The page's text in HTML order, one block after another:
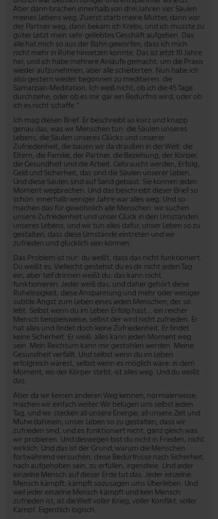
Aber dann brachen innerhalb von drei Jahren vier Säulen
meines Lebens weg. Zuerst starb meine Mutter, dann war
der Partner weg, dann bekam ich Krebs, und ich musste zu
guter Letzt mein sehr geliebtes Geschäft aufgeben. Das
alle hat mich so aus der Bahn geworfen, dass ich mich
nicht mehr in Ruhe hinsetzen konnte. Das ist jetzt 10 Jahre
her, und ich habe mehrere Anläufe gemacht, um die Praxis
wieder aufzunehmen, aber alle scheiterten. Nun habe ich
also gestern wieder begonnen zu meditieren: die
Samarpan-Meditation. Ich weiß nicht, ob ich die 45 Tage
durchziehe, oder ob es mir gar ein Bedürfnis wird, oder ob
ich es nicht schaffe."
Ich mag diesen Brief. Er beschreibt so kurz und knapp
genau das, was wir Menschen tun: die Säulen unseres
Lebens, die Säulen unseres Glücks und unserer
Zufriedenheit, die bauen wir da draußen in der Welt: die
Eltern, die Familie, der Partner, die Beziehung, der Körper,
die Gesundheit und die Arbeit. Gebraucht werden, Erfolg,
Geld und Sicherheit, das sind die Säulen unserer Leben.
Und diese Säulen sind auf Sand gebaut. Sie können jeden
Moment wegbrechen. Und das beschreibt dieser Brief so
schön: innerhalb weniger Jahre war alles weg. Und so
machen das für gewöhnlich alle Menschen: wir suchen
unsere Zufriedenheit und unser Glück in den Umständen
unseres Lebens, und wir tun alles dafür, unser Leben so zu
gestalten, dass diese Umstände eintreten und wir
zufrieden und glücklich sein können.
Das Problem ist nur: du weißt, dass das nicht funktioniert.
Du weißt es. Vielleicht gestehst du es dir nicht jeden Tag
ein, aber tief drinnen weißt du: das kann nicht
funktionieren. Jeder weiß das, und daher gehört diese
Ruhelosigkeit, diese Anspannung und mehr oder weniger
subtile Angst zum Leben eines jeden Menschen, der so
lebt. Selbst wenn du im Leben Erfolg hast... ein reicher
Mensch beispielsweise, selbst der wird nicht zufrieden. Er
hat alles und findet doch keine Zufriedenheit. Er findet
keine Sicherheit. Er weiß: alles kann jeden Moment weg
sein. Mein Reichtum kann mir gestohlen werden. Meine
Gesundheit verfällt. Und selbst wenn du im Leben
erfolgreich wärest, selbst wenn es möglich wäre: in dem
Moment, wo der Körper stirbt, ist alles weg. Und du weißt
das.
Aber da wir keinen anderen Weg kennen, normalerweise,
machen wir einfach weiter. Wir belügen uns selbst jeden
Tag, und wir stecken all unsere Energie, all unsere Zeit und
Mühe dahinein, unser Leben so zu gestalten, dass wir
zufrieden sind, und es funktioniert nicht, ganz gleich was
wir probieren. Und deswegen bist du nicht in Frieden, nicht
wirklich. Und das ist der Grund, warum die Menschen
fortwährend versuchen, diese Bedürfnisse nach Sicherheit,
nach aufgehoben sein, zu erfüllen, irgendwie. Und jeder
einzelne Mensch auf dieser Erde tut das. Jeder einzelne
Mensch kämpft, kämpft sozusagen ums Überleben. Und
weil jeder einzelne Mensch kämpft und kein Mensch
zufrieden ist, ist die Welt voller Krieg, voller Konflikt, voller
Kampf. Eigentlich logisch.